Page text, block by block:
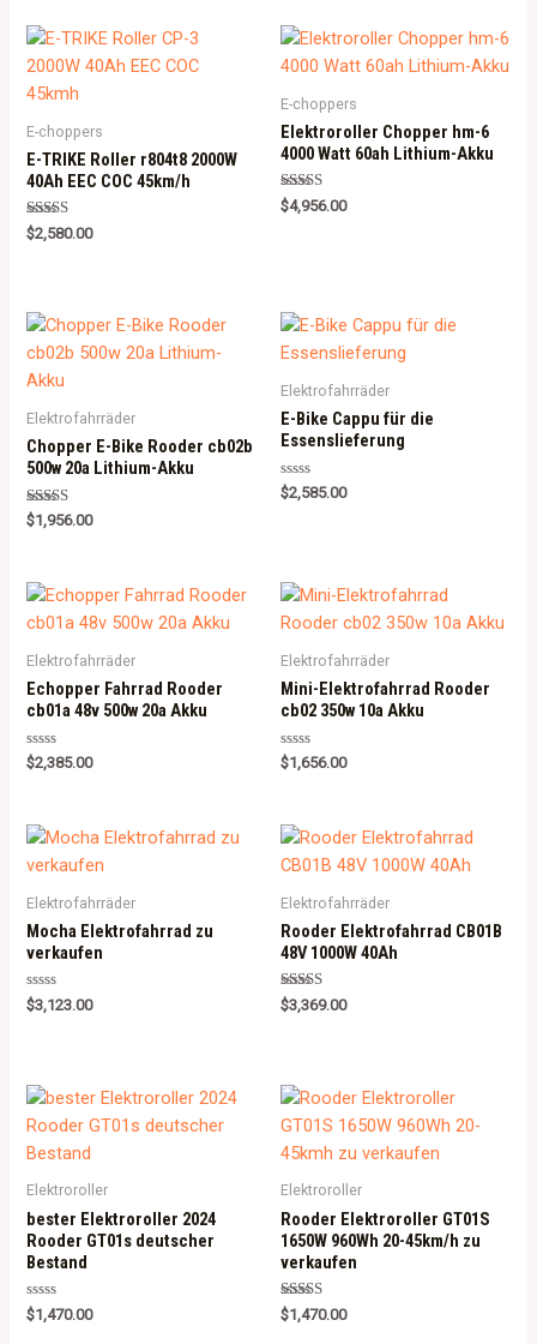
E-choppers
E-TRIKE Roller r804t8 2000W
40Ah EEC COC 45km/h
Rated
5.00
$2,580.00
E-choppers
Elektroroller Chopper hm-6
4000 Watt 60ah Lithium-Akku
Rated
5.00
$4,956.00
Elektrofahrräder
Chopper E-Bike Rooder cb02b
500w 20a Lithium-Akku
Rated
5.00
$1,956.00
Elektrofahrräder
E-Bike Cappu für die
Essenslieferung
Rated
0
$2,585.00
Elektrofahrräder
Echopper Fahrrad Rooder
cb01a 48v 500w 20a Akku
Rated
0
$2,385.00
Elektrofahrräder
Mini-Elektrofahrrad Rooder
cb02 350w 10a Akku
Rated
0
$1,656.00
Elektrofahrräder
Mocha Elektrofahrrad zu
verkaufen
Rated
0
$3,123.00
Elektrofahrräder
Rooder Elektrofahrrad CB01B
48V 1000W 40Ah
Rated
5.00
$3,369.00
Elektroroller
bester Elektroroller 2024
Rooder GT01s deutscher
Bestand
Rated
0
$1,470.00
Elektroroller
Rooder Elektroroller GT01S
1650W 960Wh 20-45km/h zu
verkaufen
Rated
5.00
$1,470.00